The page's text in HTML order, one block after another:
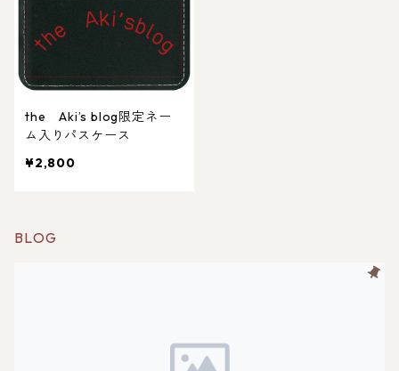
the Aki’s blog限定ネー
ム入りパスケース
¥2,800
BLOG